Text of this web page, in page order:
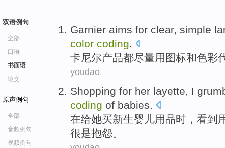
双语例句
全部
口语
书面语
论文
原声例句
全部
音频例句
视频例句
Garnier aims for clear, simple
color coding.
卡尼尔产品都尽量用 图标和色彩
youdao
Shopping for her layette, I
coding of babies.
在给她买新生婴儿用品时，看到
很是抱怨。